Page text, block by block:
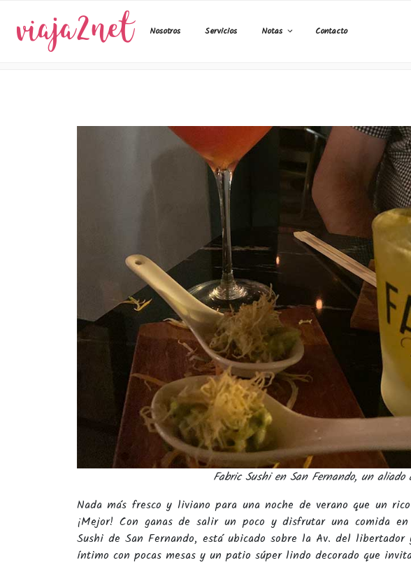
contenido
Nosotros Servicios Notas Contacto
Fabric Sushi en San Fernando, un aliado
Nada más fresco y liviano para una noche de verano que un
¡Mejor! Con ganas de salir un poco y disfrutar una comida
Sushi de San Fernando, está ubicado sobre la Av. del libertador
íntimo con pocas mesas y un patio súper lindo decorado que